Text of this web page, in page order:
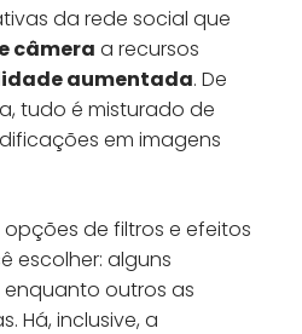
da rede social que
câmera a recursos
aumentada. De
tudo é misturado de
em imagens
opções de filtros e efeitos
escolher: alguns
enquanto outros as
Há, inclusive, a